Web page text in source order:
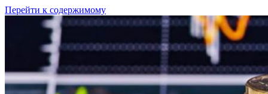
Перейти к содержимому